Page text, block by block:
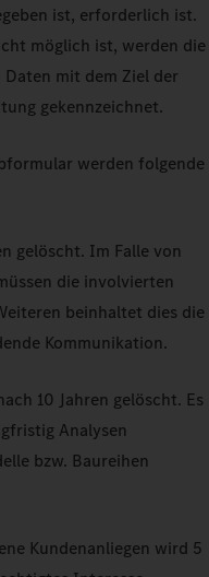
ist, erforderlich ist.
möglich ist, werden die
mit dem Ziel der
gekennzeichnet.
werden folgende
gelöscht. Im Falle von
die involvierten
beinhaltet dies die
Kommunikation.
10 Jahren gelöscht. Es
Analysen
bzw. Baureihen
Kundenanliegen wird 5